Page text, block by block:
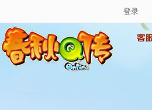
登录